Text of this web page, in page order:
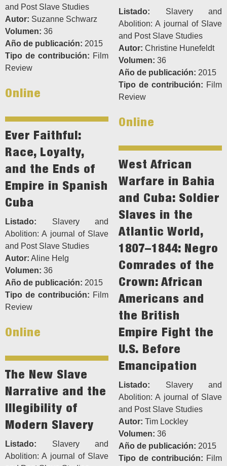
and Post Slave Studies
Autor: Suzanne Schwarz
Volumen: 36
Año de publicación: 2015
Tipo de contribución: Film
Review
Online
Listado: Slavery and
Abolition: A journal of Slave
and Post Slave Studies
Autor: Christine Hunefeldt
Volumen: 36
Año de publicación: 2015
Tipo de contribución: Film
Review
Online
Ever Faithful:
Race, Loyalty,
and the Ends of
Empire in Spanish
Cuba
Listado: Slavery and
Abolition: A journal of Slave
and Post Slave Studies
Autor: Aline Helg
Volumen: 36
Año de publicación: 2015
Tipo de contribución: Film
Review
Online
West African
Warfare in Bahia
and Cuba: Soldier
Slaves in the
Atlantic World,
1807–1844: Negro
Comrades of the
Crown: African
Americans and
the British
Empire Fight the
U.S. Before
Emancipation
Listado: Slavery and
Abolition: A journal of Slave
and Post Slave Studies
Autor: Tim Lockley
Volumen: 36
Año de publicación: 2015
Tipo de contribución: Film
The New Slave
Narrative and the
Illegibility of
Modern Slavery
Listado: Slavery and
Abolition: A journal of Slave